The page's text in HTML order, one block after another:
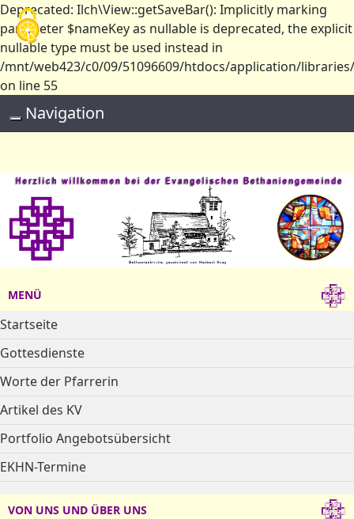
Deprecated: Ilch\View::getSaveBar(): Implicitly marking
parameter $nameKey as nullable is deprecated, the explicit
nullable type must be used instead in
/mnt/web423/c0/09/51096609/htdocs/application/
on line 55
Toggle navigation
Navigation
MENÜ
Startseite
Gottesdienste
Worte der Pfarrerin
Artikel des KV
Portfolio Angebotsübersicht
EKHN-Termine
VON UNS UND ÜBER UNS
Cookie-Einstellungen